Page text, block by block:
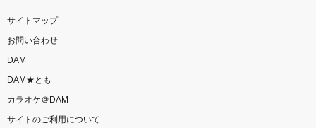
サイトマップ
お問い合わせ
DAM
DAM★とも
カラオケ＠DAM
サイトのご利用について